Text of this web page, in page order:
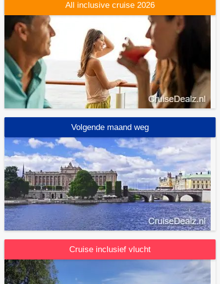
All inclusive cruise 2026
Volgende maand weg
Cruise inclusief vlucht